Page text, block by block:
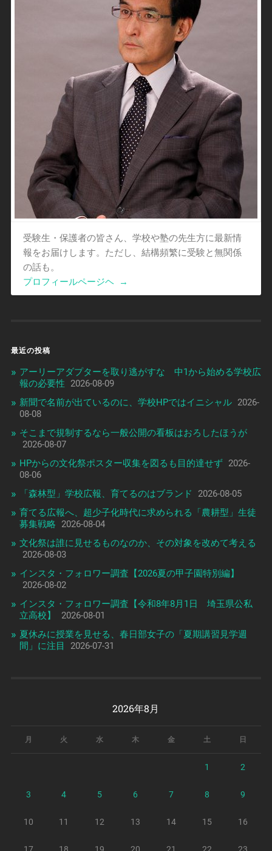
受験生・保護者の皆さん、学校や塾の先生方に最新情
報をお届けします。ただし、結構頻繁に受験と無関係
の話も。
プロフィールページヘ
→
最近の投稿
アーリーアダプターを取り逃がすな 中1から始める学校広
報の必要性
2026-08-09
新聞で名前が出ているのに、学校HPではイニシャル 2026-
08-08
そこまで規制するなら一般公開の看板はおろしたほうが
2026-08-07
HPからの文化祭ポスター収集を図るも目的達せず 2026-
08-06
「森林型」学校広報、育てるのはブランド
2026-08-05
育てる広報へ、超少子化時代に求められる「農耕型」生徒
募集戦略
2026-08-04
文化祭は誰に見せるものなのか、その対象を改めて考える
2026-08-03
インスタ・フォロワー調査【2026夏の甲子園特別編】
2026-08-02
インスタ・フォロワー調査【令和8年8月1日 埼玉県公私
立高校】
2026-08-01
夏休みに授業を見せる、春日部女子の「夏期講習見学週
間」に注目
2026-07-31
2026年8月
月 火 水 木 金 土 日
1 2
3 4 5 6 7 8 9
10 11 12 13 14 15 16
17 18 19 20 21 22 23